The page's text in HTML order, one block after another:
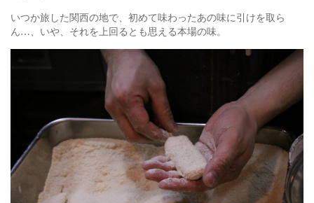
いつか旅した関西の地で、初めて味わったあの味に引けを取ら
ん…、いや、それを上回るとも思える本場の味。